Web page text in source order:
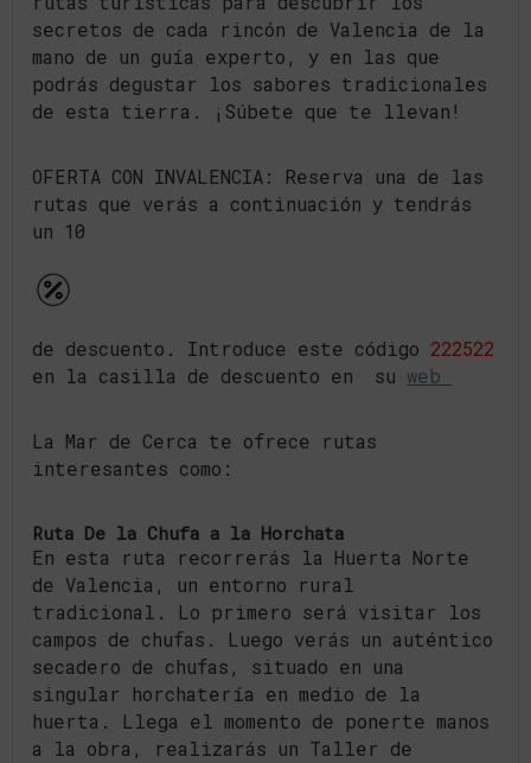
secretos de cada rincón de Valencia de la
mano de un guía experto, y en las que
podrás degustar los sabores tradicionales
de esta tierra. ¡Súbete que te llevan!
OFERTA CON INVALENCIA: Reserva una de las
rutas que verás a continuación y tendrás
un 10
de descuento. Introduce este código 222522
en la casilla de descuento en su web
La Mar de Cerca te ofrece rutas
interesantes como:
Ruta De la Chufa a la Horchata
En esta ruta recorrerás la Huerta Norte
de Valencia, un entorno rural
tradicional. Lo primero será visitar los
campos de chufas. Luego verás un auténtico
secadero de chufas, situado en una
singular horchatería en medio de la
huerta. Llega el momento de ponerte manos
a la obra, realizarás un Taller de